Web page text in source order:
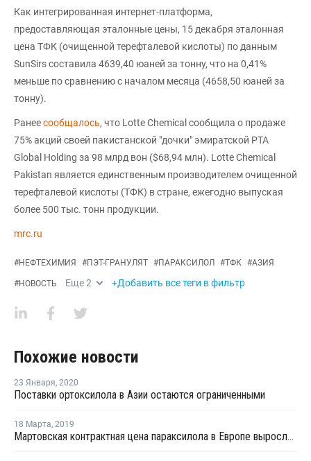
Как интегрированная интернет-платформа,
предоставляющая эталонные цены, 15 декабря эталонная
цена ТФК (очищенной терефталевой кислоты) по данным
SunSirs составила 4639,40 юаней за тонну, что на 0,41%
меньше по сравнению с началом месяца (4658,50 юаней за
тонну).
Ранеесообщалось, что Lotte Chemical сообщила о продаже
75% акций своей пакистанской "дочки" эмиратской PTA
Global Holding за 98 млрд вон ($68,94 млн). Lotte Chemical
Pakistan является единственным производителем очищенной
терефталевой кислоты (ТФК) в стране, ежегодно выпуская
более 500 тыс. тонн продукции.
mrc.ru
#НЕФТЕХИМИЯ #ПЭТ-ГРАНУЛЯТ #ПАРАКСИЛОЛ #ТФК #АЗИЯ
#НОВОСТЬ Еще2 +Добавить все теги в фильтр
Похожие новости
23 Января, 2020
Поставки ортоксилола в Азии остаются ограниченными
18 Марта, 2019
Мартовская контрактная цена параксилола в Европе выросла на EUR35 за тонну